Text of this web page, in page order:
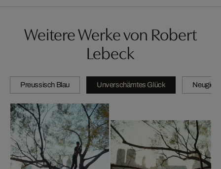
Weitere Werke von Robert
Lebeck
Preussisch Blau Unverschämtes Glück